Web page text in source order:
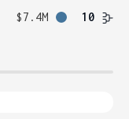
$7.4M 10